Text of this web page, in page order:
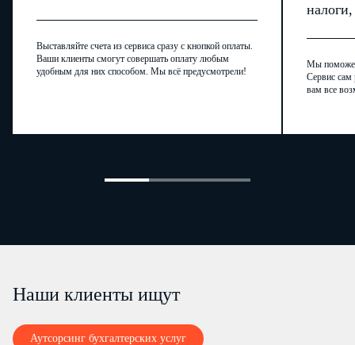
Выставляйте счета из сервиса сразу с кнопкой оплаты.
Ваши клиенты смогут совершать оплату любым
удобным для них способом. Мы всё предусмотрели!
Мы
Сервис сам
вам все
Наши клиенты ищут
Аутсорсинг бухгалтерских услуг